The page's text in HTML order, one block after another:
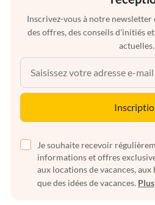
Inscrivez-vous à notre
des offres, des conseils d'initiés
actuelles.
Je souhaite recevoir
informations et offres
aux locations de vacances,
que des idées de vacances. Plus